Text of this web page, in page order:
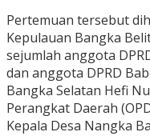
Pertemuan tersebut
Kepulauan Bangka
sejumlah anggota
dan anggota DPRD
Bangka Selatan Hefi
Perangkat Daerah
Kepala Desa Nangka